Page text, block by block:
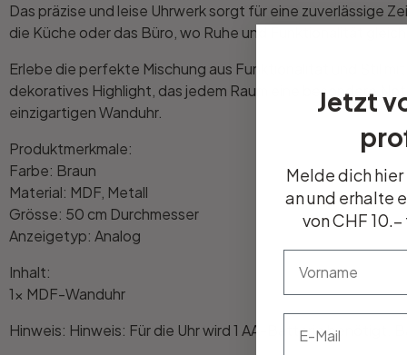
Büro
Bad
Das präzise und leise Uhrwerk sorgt für eine zuverlässige
die Küche oder das Büro, wo Ruhe und Funktionalität
Erlebe die perfekte Mischung aus Funktionalität und Stil
dekoratives Highlight, das jedem Raum eine besondere
einzigartigen Wanduhr.
Produktmerkmale:
Farbe: Braun
Material: MDF, Metall
Grösse: 50 cm Durchmesser
Anzeigetyp: Analog
Inhalt:
1x MDF-Wanduhr
Hinweis: Hinweis: Für die Uhr wird 1 AA-Batterie benötigt.
Jetzt
Melde dich
an und erhalte
von CHF